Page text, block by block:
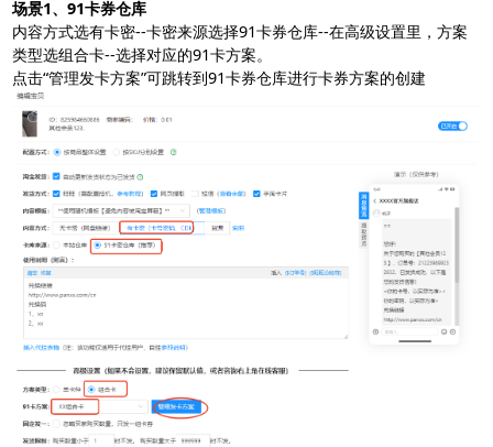
扫码或长按保存图片
阿奇索商品铺货
场景1、91卡券仓库
内容方式选有卡密--卡密来源选择91卡券仓库--在高级设置里，方案
类型选组合卡--选择对应的91卡方案。
点击“管理发卡方案”可跳转到91卡券仓库进行卡券方案的创建